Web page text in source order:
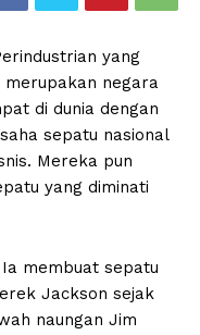
yang
merupakan negara
di dunia dengan
sepatu nasional
Mereka pun
yang diminati
membuat sepatu
Jackson sejak
naungan Jim